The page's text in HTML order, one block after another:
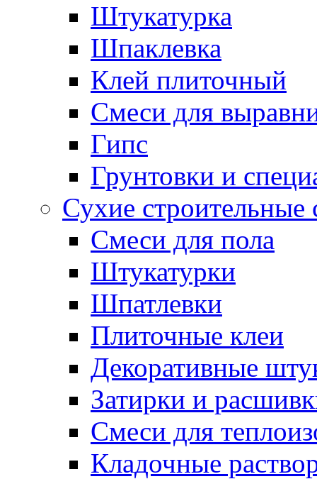
Штукатурка
Шпаклевка
Клей плиточный
Смеси для
Гипс
Грунтовки и
Сухие
Смеси для пола
Штукатурки
Шпатлевки
Плиточные клеи
Декоративные
Затирки и
Смеси для
Кладочные